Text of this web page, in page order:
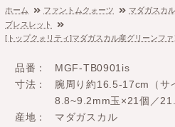
ホーム ファントムクォーツ
マダガスカ
ブレスレット
[トップクォリティ]マダガスカル産グリーンフ
品番
MGF-TB0901is
寸法
腕周り約16.5-17cm（サ
8.8~9.2mm玉×21個／
産地
マダガスカル